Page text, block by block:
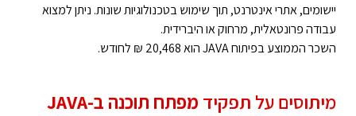
יישומים, אתרי אינטרנט, תוך שימוש בטכנולוגיות שונות. ניתן למצוא
עבודה פרונטאלית, מרחוק או היברידית.
השכר הממוצע בפיתוח JAVA הוא 20,468 ₪ לחודש.
מיתוסים על תפקיד מפתח תוכנה ב-JAVA